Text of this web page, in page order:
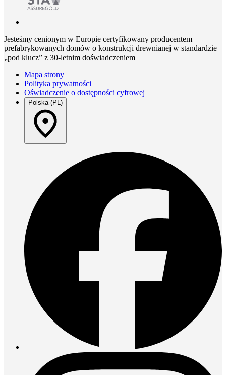
Jesteśmy cenionym w Europie certyfikowany producentem
prefabrykowanych domów o konstrukcji drewnianej w standardzie
„pod klucz” z 30-letnim doświadczeniem
Mapa strony
Polityka prywatności
Oświadczenie o dostępności cyfrowej
Polska (PL)